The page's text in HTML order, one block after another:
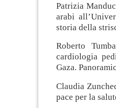
Patrizia
arabi
storia della
Roberto
cardiologia
Gaza.
Claudia
pace per la